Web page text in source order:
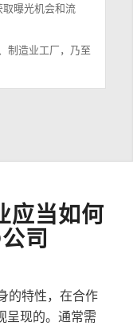
曝光机会和流
制造业工厂，乃至
应当如何
司
的特性，在合作
呈现的。通常需